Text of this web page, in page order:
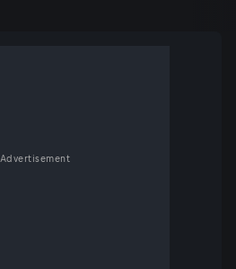
Advertisement